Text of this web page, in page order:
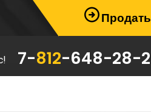
7-812-648-28-